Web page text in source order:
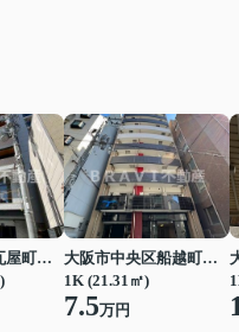
大阪市中央区瓦屋町１丁目
大阪市中央区船越町２丁目
1K (21.31㎡)
7.5万円